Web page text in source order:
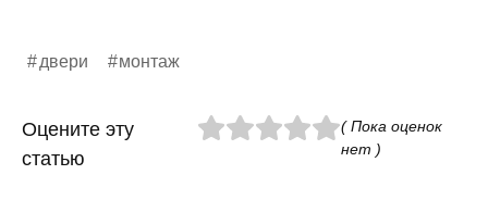
двери монтаж
Оцените эту
статью
( Пока оценок
нет )